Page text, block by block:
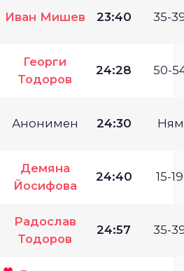
Иван Мишев 23:40 35-
Георги
Тодоров
24:28 50-
Анонимен 24:30
Демяна
Йосифова
24:40 15-
Радослав
Тодоров
24:57 35-